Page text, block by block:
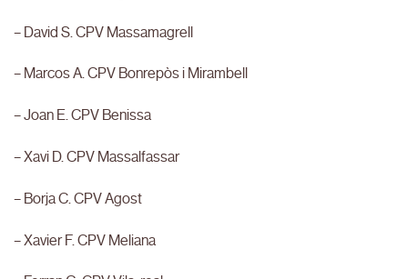
– David S. CPV Massamagrell
– Marcos A. CPV Bonrepòs i Mirambell
– Joan E. CPV Benissa
– Xavi D. CPV Massalfassar
– Borja C. CPV Agost
– Xavier F. CPV Meliana